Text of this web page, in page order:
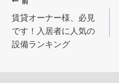
投
稿
ナ
賃貸オーナー様、必見
です！入居者に人気の
設備ランキング